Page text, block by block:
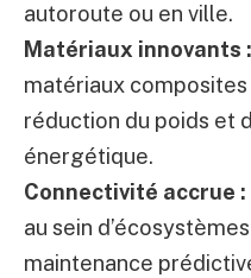
autoroute ou en ville.
Matériaux innovants :
matériaux
réduction du poids et
énergétique.
Connectivité accrue :
au sein
maintenance